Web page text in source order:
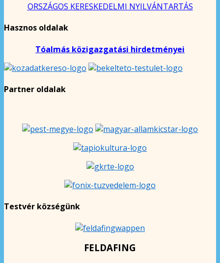
ORSZÁGOS KERESKEDELMI NYILVÁNTARTÁS
Hasznos oldalak
Tóalmás közigazgatási hirdetményei
Partner oldalak
Testvér községünk
FELDAFING